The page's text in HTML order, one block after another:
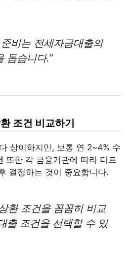
비는 전세자금대출의
돕습니다.”
조건 비교하기
상이하지만, 보통 연 2~4% 수
또한 각 금융기관에 따라 다르
결정하는 것이 중요합니다.
환 조건을 꼼꼼히 비교
출 조건을 선택할 수 있